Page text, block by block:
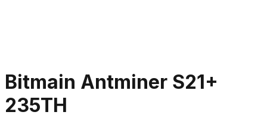
Bitmain Antminer S21+
235TH